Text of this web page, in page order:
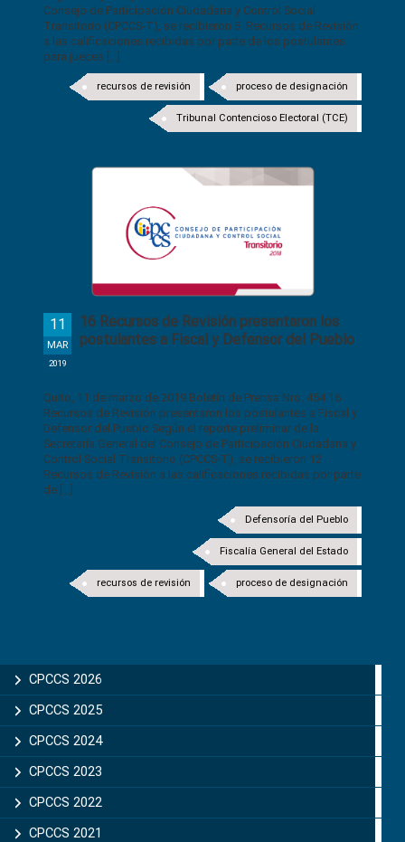
Consejo de Participación Ciudadana y Control Social
Transitorio (CPCCS-T), se recibieron 5 Recursos de Revisión
a las calificaciones recibidas por parte de los postulantes
para jueces [...]
proceso de designación
recursos de revisión
Tribunal Contencioso Electoral (TCE)
16 Recursos de Revisión presentaron los
postulantes a Fiscal y Defensor del Pueblo
11
MAR
2019
Quito, 11 de marzo de 2019 Boletín de Prensa Nro. 454 16
Recursos de Revisión presentaron los postulantes a Fiscal y
Defensor del Pueblo Según el reporte preliminar de la
Secretaría General del Consejo de Participación Ciudadana y
Control Social Transitorio (CPCCS-T), se recibieron 12
Recursos de Revisión a las calificaciones recibidas por parte
de [...]
Defensoría del Pueblo
Fiscalía General del Estado
proceso de designación
recursos de revisión
CPCCS 2026
CPCCS 2025
CPCCS 2024
CPCCS 2023
CPCCS 2022
CPCCS 2021